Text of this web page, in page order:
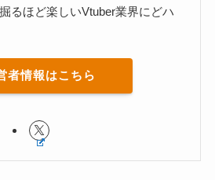
るほど楽しいVtuber業界にどハ
者情報はこちら